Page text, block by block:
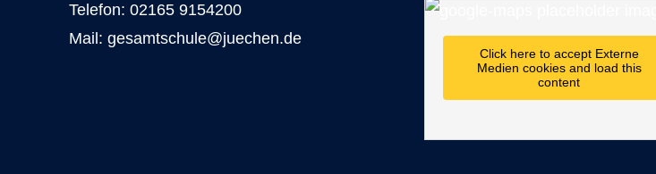
Telefon: 02165 9154200
Mail: gesamtschule@juechen.de
Click here to accept Externe
Medien cookies and load this
content